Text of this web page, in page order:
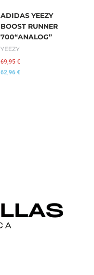
ADIDAS YEEZY
BOOST RUNNER
700“ANALOG”
YEEZY
69,95€
62,96 €